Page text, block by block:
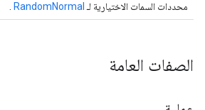
محددات السمات الاختيارية لـ RandomNormal
الصفات العامة